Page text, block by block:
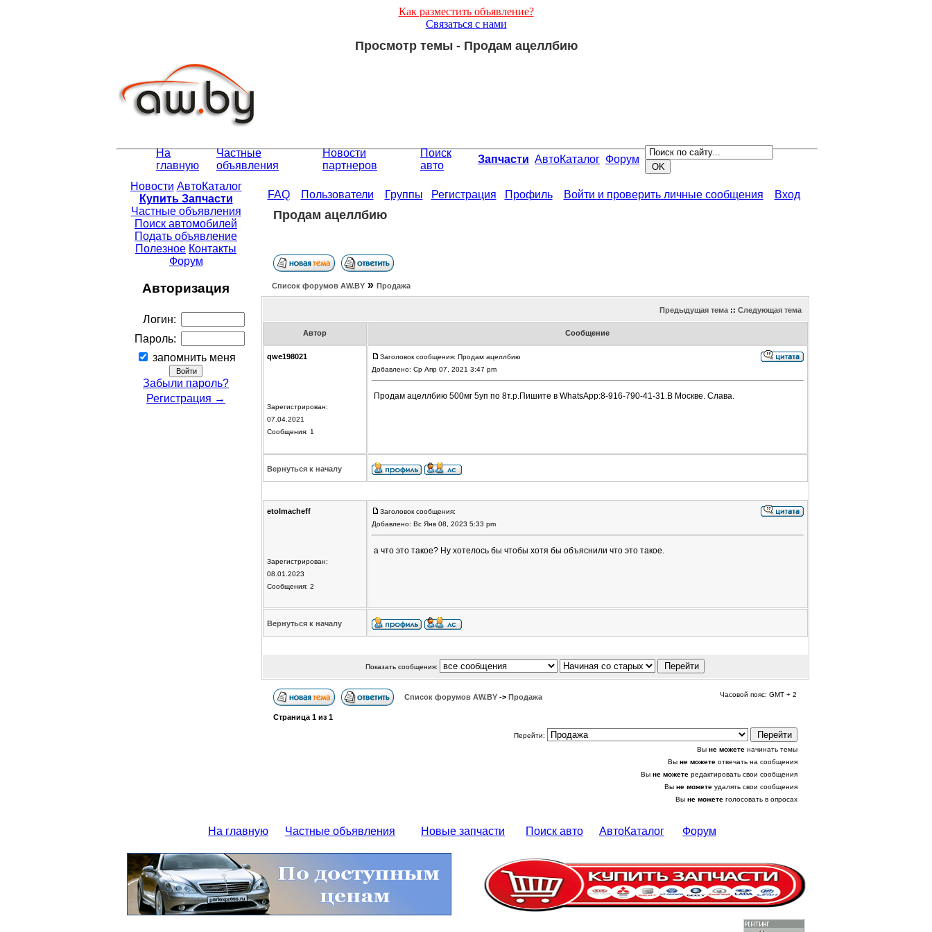
Как разместить объявление?
Связаться с нами
Просмотр темы - Продам ацеллбию
На
главную
Частные
объявления
Новости
партнеров
Поиск
авто
Запчасти АвтоКаталог Форум
Новости АвтоКаталог
Купить Запчасти
Частные объявления
Поиск автомобилей
Подать объявление
Полезное Контакты
Форум
Авторизация
Логин:
Пароль:
запомнить меня
Забыли пароль?
Регистрация →
FAQ Пользователи Группы Регистрация Профиль Войти и проверить личные сообщения Вход
Продам ацеллбию
Список форумов АW.BY» Продажа
Предыдущая тема:: Следующая тема
Автор Сообщение
qwe198021
Зарегистрирован:
07.04.2021
Сообщения: 1
Заголовок сообщения: Продам ацеллбию
Добавлено: Ср Апр 07, 2021 3:47 pm
Продам ацеллбию 500мг 5уп по 8т.р.Пишите в WhatsApp:8-916-790-41-31.В Москве. Слава.
Вернуться к началу
etolmacheff
Зарегистрирован:
08.01.2023
Сообщения: 2
Заголовок сообщения:
Добавлено: Вс Янв 08, 2023 5:33 pm
а что это такое? Ну хотелось бы чтобы хотя бы объяснили что это такое.
Вернуться к началу
Показать сообщения:
Список форумов АW.BY -> Продажа Часовой пояс: GMT + 2
Страница 1 из 1
Перейти:
Вы не можете начинать темы
Вы не можете отвечать на сообщения
Вы не можете редактировать свои сообщения
Вы не можете удалять свои сообщения
Вы не можете голосовать в опросах
На главную Частные объявления Новые запчасти Поиск авто АвтоКаталог Форум